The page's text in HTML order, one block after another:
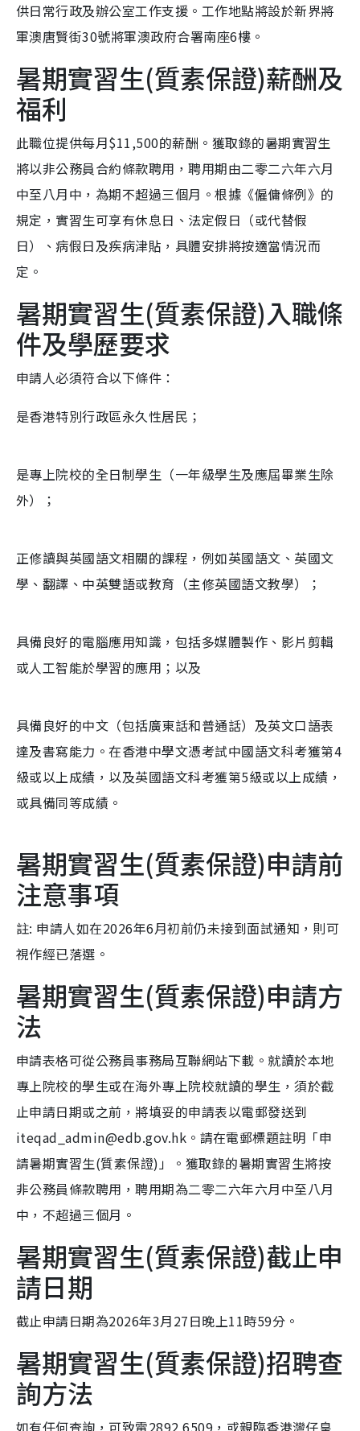
供日常行政及辦公室工作支援。工作地點將設於新界將
軍澳唐賢街30號將軍澳政府合署南座6樓。
暑期實習生(質素保證)薪酬及
福利
此職位提供每月$11,500的薪酬。獲取錄的暑期實習生
將以非公務員合約條款聘用，聘用期由二零二六年六月
中至八月中，為期不超過三個月。根據《僱傭條例》的
規定，實習生可享有休息日、法定假日（或代替假
日）、病假日及疾病津貼，具體安排將按適當情況而
定。
暑期實習生(質素保證)入職條
件及學歷要求
申請人必須符合以下條件：
是香港特別行政區永久性居民；
是專上院校的全日制學生（一年級學生及應屆畢業生除
外）；
正修讀與英國語文相關的課程，例如英國語文、英國文
學、翻譯、中英雙語或教育（主修英國語文教學）；
具備良好的電腦應用知識，包括多媒體製作、影片剪輯
或人工智能於學習的應用；以及
具備良好的中文（包括廣東話和普通話）及英文口語表
達及書寫能力。在香港中學文憑考試中國語文科考獲第4
級或以上成績，以及英國語文科考獲第5級或以上成績，
或具備同等成績。
暑期實習生(質素保證)申請前
注意事項
註: 申請人如在2026年6月初前仍未接到面試通知，則可
視作經已落選。
暑期實習生(質素保證)申請方
法
申請表格可從公務員事務局互聯網站下載。就讀於本地
專上院校的學生或在海外專上院校就讀的學生，須於截
止申請日期或之前，將填妥的申請表以電郵發送到
iteqad_admin@edb.gov.hk。請在電郵標題註明「申
請暑期實習生(質素保證)」。獲取錄的暑期實習生將按
非公務員條款聘用，聘用期為二零二六年六月中至八月
中，不超過三個月。
暑期實習生(質素保證)截止申
請日期
截止申請日期為2026年3月27日晚上11時59分。
暑期實習生(質素保證)招聘查
詢方法